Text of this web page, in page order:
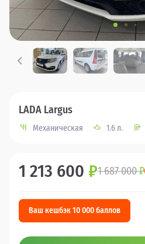
LADA Largus
Механическая 1.6 л.
1 213 600 ₽1 687 000₽
Ваш кешбэк 10 000 баллов